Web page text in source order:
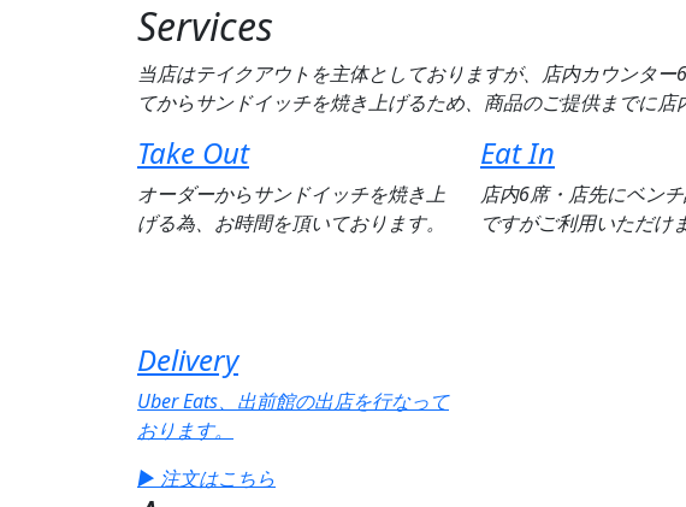
Services
当店はテイクアウトを主体としておりますが、店内カウンタ
てからサンドイッチを焼き上げるため、商品のご提供までに店
Take Out
オーダーからサンドイッチを焼き上
げる為、お時間を頂いております。
Eat In
店内6席・店先にベン
ですがご利用いただけ
Delivery
Uber Eats、出前館の出店を行なって
おります。
▶ 注文はこちら